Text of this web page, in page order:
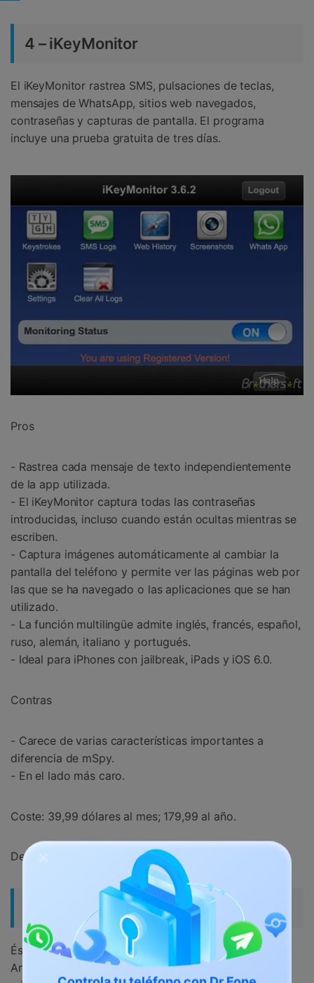
4 – iKeyMonitor
El iKeyMonitor rastrea SMS, pulsaciones de teclas,
mensajes de WhatsApp, sitios web navegados,
contraseñas y capturas de pantalla. El programa
incluye una prueba gratuita de tres días.
Pros
- Rastrea cada mensaje de texto independientemente
de la app utilizada.
- El iKeyMonitor captura todas las contraseñas
introducidas, incluso cuando están ocultas mientras se
escriben.
- Captura imágenes automáticamente al cambiar la
pantalla del teléfono y permite ver las páginas web por
las que se ha navegado o las aplicaciones que se han
utilizado.
- La función multilingüe admite inglés, francés, español,
ruso, alemán, italiano y portugués.
- Ideal para iPhones con jailbreak, iPads y iOS 6.0.
Contras
- Carece de varias características importantes a
diferencia de mSpy.
- En el lado más caro.
Coste: 39,99 dólares al mes; 179,99 al año.
Descargable en http://ikeymonitorapp.com
5. PhoneSheriff
Éste es compatible con cualquier teléfono iPhone,
Android y Blackberry, así como con el iPad y el iPad